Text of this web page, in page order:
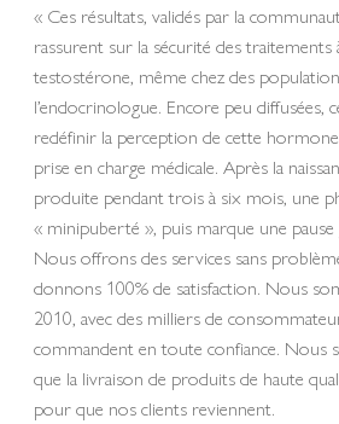
« Ces résultats, validés par la
rassurent sur la sécurité des traitements
testostérone, même chez des
l’endocrinologue. Encore peu diffusées,
redéfinir la perception de cette
prise en charge médicale. Après la
produite pendant trois à six mois, une
« minipuberté », puis marque une pause
Nous offrons des services sans
donnons 100% de satisfaction. Nous
2010, avec des milliers de
commandent en toute confiance. Nous
que la livraison de produits de haute
pour que nos clients reviennent.